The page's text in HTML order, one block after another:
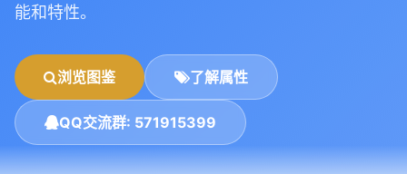
能和特性。
浏览图鉴 了解属性
QQ交流群: 571915399